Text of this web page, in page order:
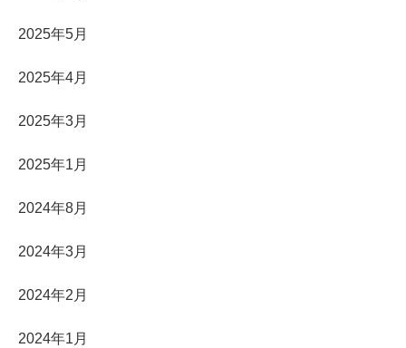
2025年5月
2025年4月
2025年3月
2025年1月
2024年8月
2024年3月
2024年2月
2024年1月